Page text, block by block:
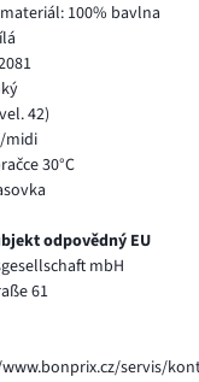
100% bavlna
42)
midi
30°C
odpovědný EU
mbH
61
servis/